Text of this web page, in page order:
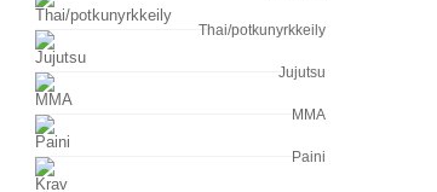
Thai/potkunyrkkeily
Jujutsu
MMA
Paini